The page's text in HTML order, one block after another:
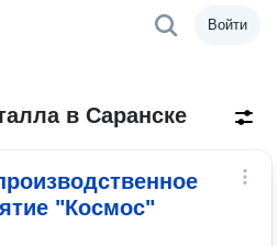
Войти
в Саранске
"Космос"